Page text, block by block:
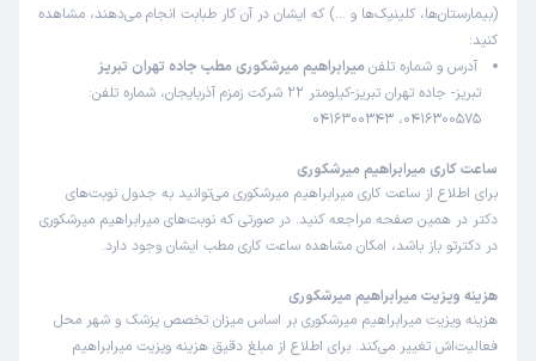
(بیمارستان‌ها، کلینیک‌ها و …) که ایشان در آن کار طبابت انجام می‌دهند، مشاهده
کنید:
آدرس و شماره تلفن میرابراهیم میرشکوری مطب جاده تهران تبریز
تبریز- جاده تهران تبریز-کیلومتر 22 شرکت زمزم آذربایجان، شماره تلفن:
0416300575، 0416300343
ساعت کاری میرابراهیم میرشکوری
برای اطلاع از ساعت کاری میرابراهیم میرشکوری می‌توانید به جدول نوبت‌های
دکتر در همین صفحه مراجعه کنید. در صورتی که نوبت‌های میرابراهیم میرشکوری
در دکترتو باز باشد، امکان مشاهده ساعت کاری مطب ایشان وجود دارد.
هزینه ویزیت میرابراهیم میرشکوری
هزینه ویزیت میرابراهیم میرشکوری بر اساس میزان تخصص پزشک و شهر محل
فعالیت‌اش تغییر می‌کند. برای اطلاع از مبلغ دقیق هزینه ویزیت میرابراهیم